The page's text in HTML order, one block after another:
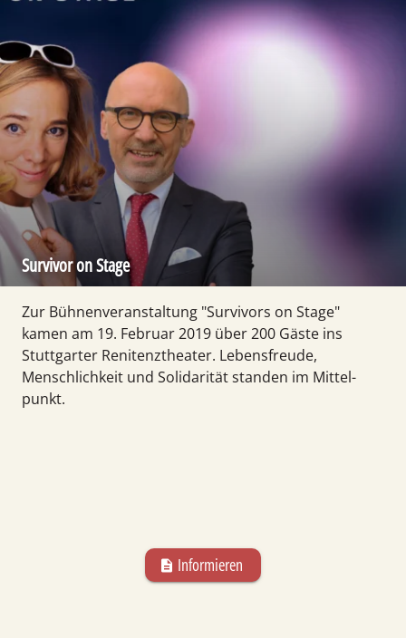
Survivor on Stage
Zur Bühnen­veranstaltung "Survivors on Stage"
kamen am 19. Februar 2019 über 200 Gäste ins
Stuttgarter Renitenz­theater. Lebens­freude,
Menschlichkeit und Solidarität standen im Mittel­
punkt.
description Informieren